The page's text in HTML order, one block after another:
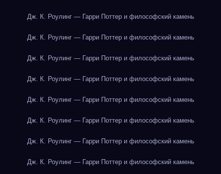
Дж. К. Роулинг — Гарри Поттер и философский камень
Дж. К. Роулинг — Гарри Поттер и философский камень
Дж. К. Роулинг — Гарри Поттер и философский камень
Дж. К. Роулинг — Гарри Поттер и философский камень
Дж. К. Роулинг — Гарри Поттер и философский камень
Дж. К. Роулинг — Гарри Поттер и философский камень
Дж. К. Роулинг — Гарри Поттер и философский камень
Дж. К. Роулинг — Гарри Поттер и философский камень